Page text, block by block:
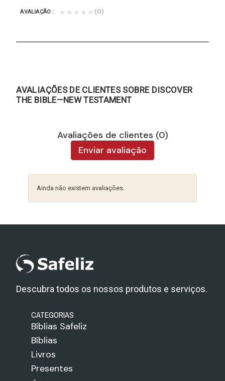
AVALIAÇÃO ★★★★★ (0)
AVALIAÇÕES DE CLIENTES SOBRE DISCOVER
THE BIBLE—NEW TESTAMENT
Avaliações de clientes (0)
Enviar avaliação
Ainda não existem avaliações.
Descubra todos os nossos produtos e serviços.
CATEGORIAS
Bíblias Safeliz
Bíblias
Livros
Presentes